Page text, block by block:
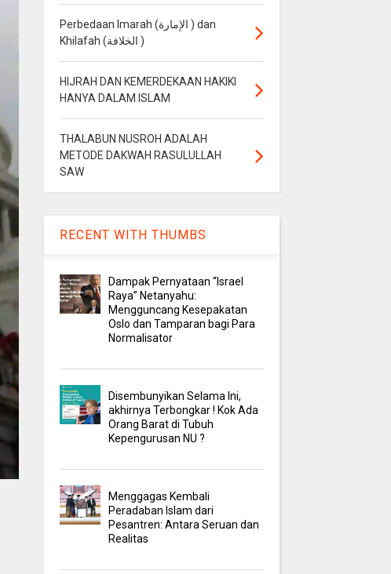
Perbedaan Imarah (الإمارة ) dan
Khilafah (الخلافة )
HIJRAH DAN KEMERDEKAAN HAKIKI
HANYA DALAM ISLAM
THALABUN NUSROH ADALAH
METODE DAKWAH RASULULLAH
SAW
RECENT WITH THUMBS
Dampak Pernyataan “Israel
Raya” Netanyahu:
Mengguncang Kesepakatan
Oslo dan Tamparan bagi Para
Normalisator
Disembunyikan Selama Ini,
akhirnya Terbongkar ! Kok Ada
Orang Barat di Tubuh
Kepengurusan NU ?
Menggagas Kembali
Peradaban Islam dari
Pesantren: Antara Seruan dan
Realitas